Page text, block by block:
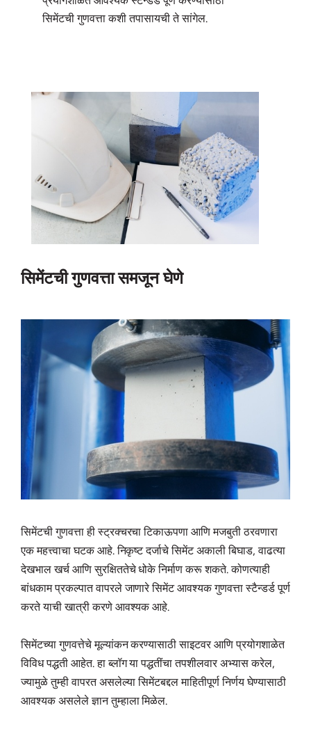
सिमेंटची गुणवत्ता कशी तपासायची ते सांगेल.
सिमेंटची गुणवत्ता समजून घेणे
सिमेंटची गुणवत्ता ही स्ट्रक्चरचा टिकाऊपणा आणि मजबुती ठरवणारा
एक महत्त्वाचा घटक आहे. निकृष्ट दर्जाचे सिमेंट अकाली बिघाड, वाढत्या
देखभाल खर्च आणि सुरक्षिततेचे धोके निर्माण करू शकते. कोणत्याही
बांधकाम प्रकल्पात वापरले जाणारे सिमेंट आवश्यक गुणवत्ता स्टैन्डर्ड पूर्ण
करते याची खात्री करणे आवश्यक आहे.
सिमेंटच्या गुणवत्तेचे मूल्यांकन करण्यासाठी साइटवर आणि प्रयोगशाळेत
विविध पद्धती आहेत. हा ब्लॉग या पद्धतींचा तपशीलवार अभ्यास करेल,
ज्यामुळे तुम्ही वापरत असलेल्या सिमेंटबद्दल माहितीपूर्ण निर्णय घेण्यासाठी
आवश्यक असलेले ज्ञान तुम्हाला मिळेल.